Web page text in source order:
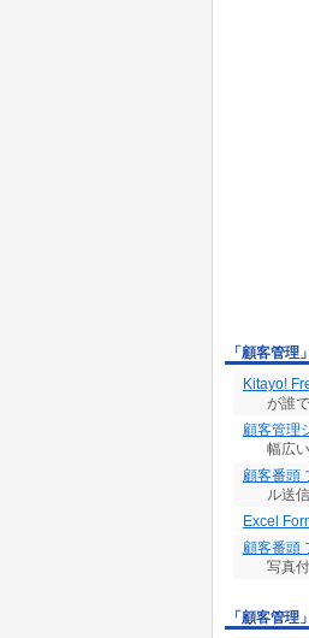
「顧客管
Kitayo!
が誰
顧客管理
幅広
顧客番頭
ル送
Excel
顧客番頭
写真
「顧客管